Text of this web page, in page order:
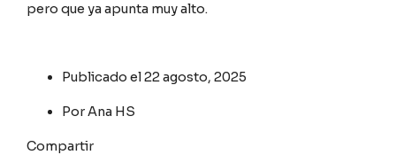
pero que ya apunta muy alto.
Publicado el22 agosto, 2025
PorAna HS
Compartir